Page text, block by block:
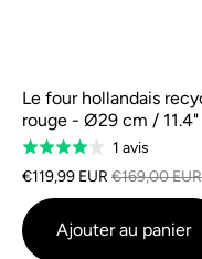
Le four hollandais
rouge - Ø29 cm / 11.4"
Classé
4.0
sur
5
1 avisBasé
sur
1
avis
€119,99 EUR €169,00 EUR
Ajouter au panier